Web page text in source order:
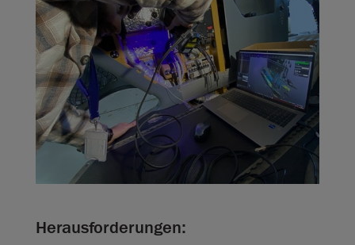
Herausforderungen: